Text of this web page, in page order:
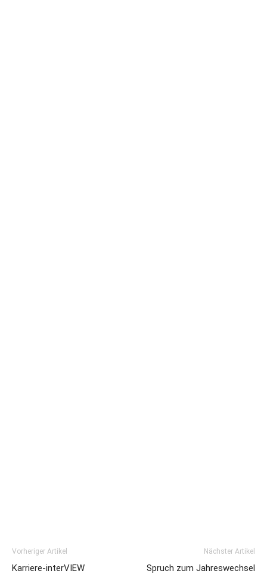
Vorheriger Artikel
Karriere-interVIEW
Nächster Artikel
Spruch zum Jahreswechsel